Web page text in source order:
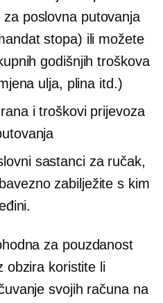
poslovna putovanja
stopa) ili možete
godišnjih troškova
ulja, plina itd.)
i troškovi prijevoza
sastanci za ručak,
zabilježite s kim
za pouzdanost
obzira koristite li
svojih računa na